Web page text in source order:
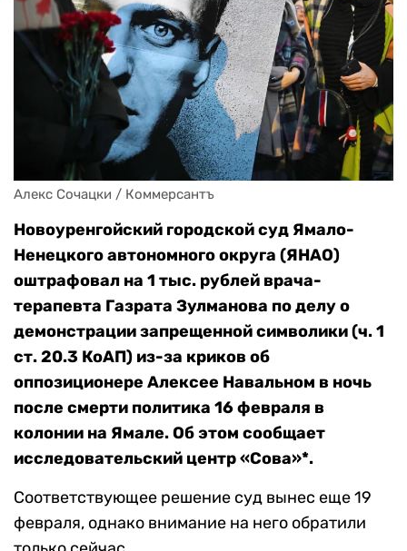
Алекс Сочацки / Коммерсантъ
Новоуренгойский городской суд Ямало-
Ненецкого автономного округа (ЯНАО)
оштрафовал на 1 тыс. рублей врача-
терапевта Газрата Зулманова по делу о
демонстрации запрещенной символики (ч. 1
ст. 20.3 КоАП) из-за криков об
оппозиционере Алексее Навальном в ночь
после смерти политика 16 февраля в
колонии на Ямале. Об этом сообщает
исследовательский центр «Сова»*.
Соответствующее решение суд вынес еще 19
февраля, однако внимание на него обратили